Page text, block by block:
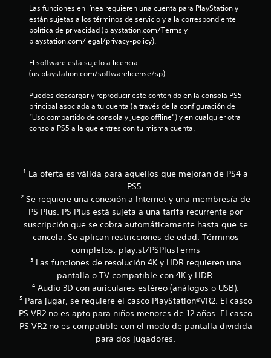
s
e
g
a
t
l
l
o
a
d
a
t
v
o
P
u
d
e
s
j
u
g
a
a
c
i
n
m
á
i
c
a
(
o
e
j
u
e
g
f
f
l
i
n
e
)
Las funciones en línea requieren una cuenta para PlayStation y
están sujetas a los términos de servicio y a la correspondiente
política de privacidad (playstation.com/Terms y
playstation.com/legal/privacy-policy).
El software está sujeto a licencia
(us.playstation.com/softwarelicense/sp).
Puedes descargar y reproducir este contenido en la consola PS5
principal asociada a tu cuenta (a través de la configuración de
“Uso compartido de consola y juego offline”) y en cualquier otra
consola PS5 a la que entres con tu misma cuenta.
¹ La oferta es válida para aquellos que mejoran de PS4 a
PS5.
² Se requiere una conexión a Internet y una membresía de
PS Plus. PS Plus está sujeta a una tarifa recurrente por
suscripción que se cobra automáticamente hasta que se
cancela. Se aplican restricciones de edad. Términos
completos: play.st/PSPlusTerms
³ Las funciones de resolución 4K y HDR requieren una
pantalla o TV compatible con 4K y HDR.
⁴ Audio 3D con auriculares estéreo (análogos o USB).
⁵ Para jugar, se requiere el casco PlayStation®VR2. El casco
PS VR2 no es apto para niños menores de 12 años. El casco
PS VR2 no es compatible con el modo de pantalla dividida
para dos jugadores.